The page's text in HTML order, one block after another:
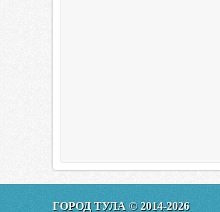
Эфир от 11.01.2016 (19.35) Тула
ГОРОД ТУЛА © 2014-2026